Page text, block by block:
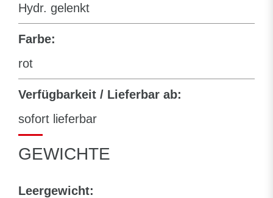
Hydr. gelenkt
Farbe:
rot
Verfügbarkeit / Lieferbar ab:
sofort lieferbar
GEWICHTE
Leergewicht: